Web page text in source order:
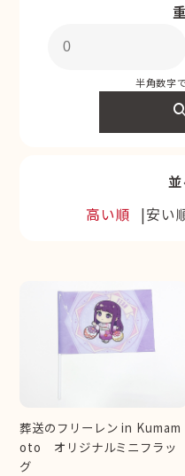
半角数字
高い順
安い
葬送のフリーレン in Kumam
oto オリジナルミニフラッ
グ